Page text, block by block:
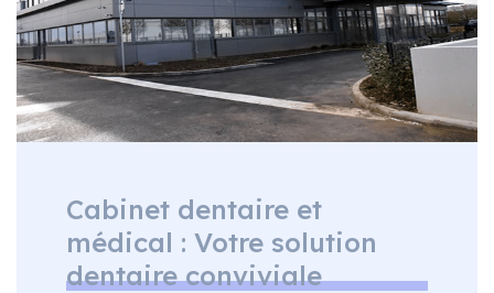
Cabinet dentaire et
médical : Votre solution
dentaire conviviale